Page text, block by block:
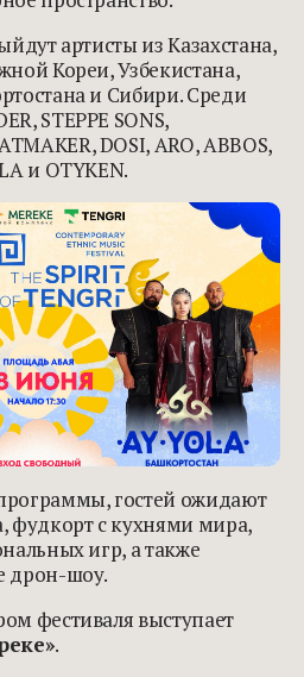
артисты из Казахстана,
Кореи, Узбекистана,
и Сибири. Среди
STEPPE SONS,
DOSI, ARO, ABBOS,
и OTYKEN.
гостей ожидают
фудкорт с кухнями мира,
игр, а также
дрон-шоу.
фестиваля выступает
.